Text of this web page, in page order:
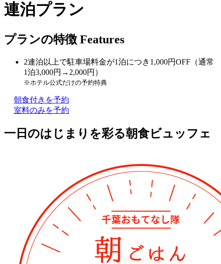
連泊プラン
プランの特徴 Features
2連泊以上で駐車場料金が1泊につき1,000円OFF（通常
1泊3,000円→2,000円）
※ホテル公式だけの予約特典
朝食付きを予約
室料のみを予約
一日のはじまりを彩る朝食ビュッフェ